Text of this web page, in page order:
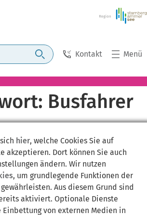
Kontakt Menü
Busfahrer
hier, welche Cookies Sie auf
akzeptieren. Dort können Sie auch
ändern. Wir nutzen
, um grundlegende Funktionen der
Aus diesem Grund sind
aktiviert. Optionale Dienste
von externen Medien in